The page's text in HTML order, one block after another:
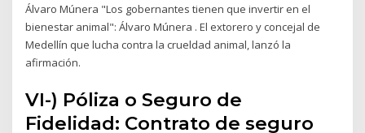
Álvaro Múnera "Los gobernantes tienen que invertir en el
bienestar animal": Álvaro Múnera . El extorero y concejal de
Medellín que lucha contra la crueldad animal, lanzó la
afirmación.
VI-) Póliza o Seguro de
Fidelidad: Contrato de seguro